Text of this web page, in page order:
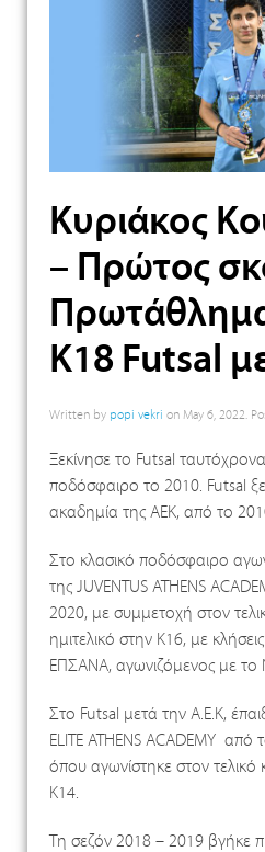
Κυριάκος
– Πρώτος
Κ18 Futsal
Written by popi vekri on May 6, 2022.
Ξεκίνησε το Futsal
ποδόσφαιρο το 2010. Futsal
ακαδημία της ΑΕΚ, από το
Στο κλασικό ποδόσφαιρο
της JUVENTUS ATHENS
2020, με συμμετοχή στον
ημιτελικό στην Κ16, με
ΕΠΣΑΝΑ, αγωνιζόμενος με το
Στο Futsal μετά την Α.Ε.Κ,
ELITE ATHENS ACADEMY
όπου αγωνίστηκε στον
Κ14.
Τη σεζόν 2018 – 2019 βγήκε